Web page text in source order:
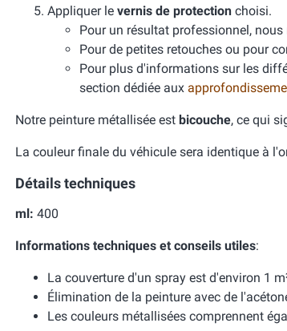
Appliquer le vernis de protection choisi.
Pour un résultat professionnel,
Pour de petites retouches ou pour
Pour plus d'informations sur les
section dédiée aux
Notre peinture métallisée est bicouche, ce qui
La couleur finale du véhicule sera identique à
Détails techniques
ml: 400
Informations techniques et conseils utiles:
La couverture d'un spray est d'environ 1
Élimination de la peinture avec de
Les couleurs métallisées comprennent